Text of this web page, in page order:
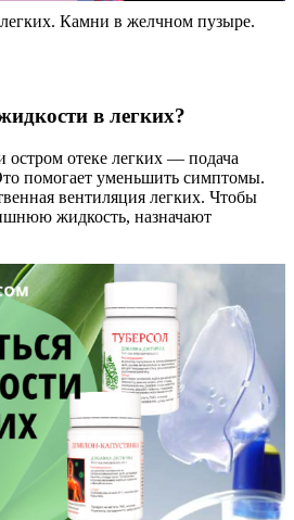
Камни в желчном пузыре.
в легких?
отеке легких — подача
помогает уменьшить симптомы.
вентиляция легких. Чтобы
жидкость, назначают